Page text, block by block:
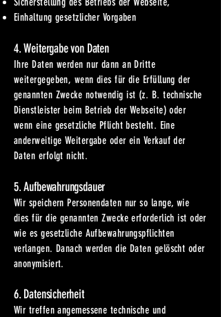
Einhaltung gesetzlicher Vorgaben
4. Weitergabe von Daten
Ihre Daten werden nur dann an Dritte
weitergegeben, wenn dies für die Erfüllung der
genannten Zwecke notwendig ist (z. B. technische
Dienstleister beim Betrieb der Webseite) oder
wenn eine gesetzliche Pflicht besteht. Eine
anderweitige Weitergabe oder ein Verkauf der
Daten erfolgt nicht.
5. Aufbewahrungsdauer
Wir speichern Personendaten nur so lange, wie
dies für die genannten Zwecke erforderlich ist oder
wie es gesetzliche Aufbewahrungspflichten
verlangen. Danach werden die Daten gelöscht oder
anonymisiert.
6. Datensicherheit
Wir treffen angemessene technische und